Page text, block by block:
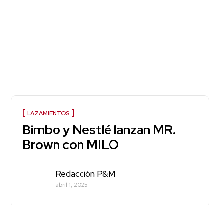
LAZAMIENTOS
Bimbo y Nestlé lanzan MR.
Brown con MILO
Redacción P&M
abril 1, 2025